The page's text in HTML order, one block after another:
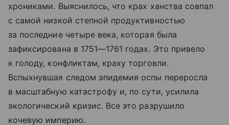
хрониками. Выяснилось, что крах ханства совпал
с самой низкой степной продуктивностью
за последние четыре века, которая была
зафиксирована в 1751—1761 годах. Это привело
к голоду, конфликтам, краху торговли.
Вспыхнувшая следом эпидемия оспы переросла
в масштабную катастрофу и, по сути, усилила
экологический кризис. Все это разрушило
кочевую империю.